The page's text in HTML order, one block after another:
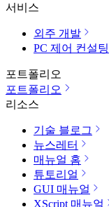
서비스
외주 개발
PC 제어 컨설팅
포트폴리오
포트폴리오
리소스
기술 블로그
뉴스레터
매뉴얼 홈
튜토리얼
GUI 매뉴얼
XScript 매뉴얼